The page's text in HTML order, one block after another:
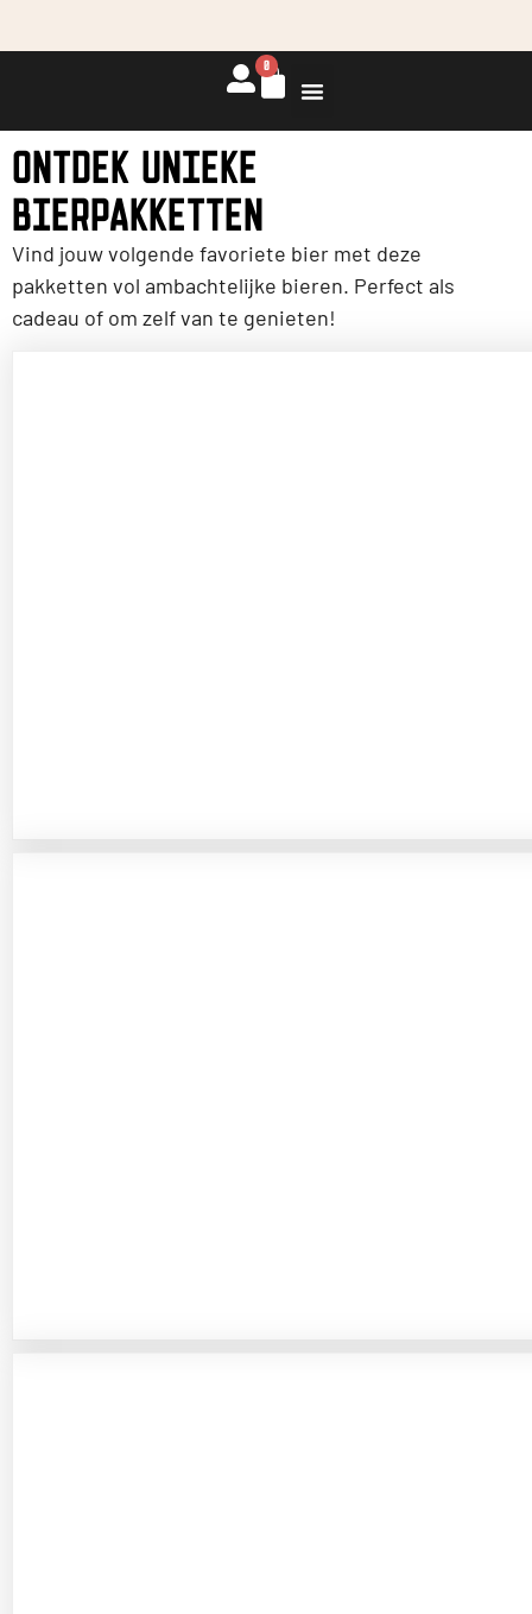
Best beoordeelde
0
ONTDEK UNIEKE
BIERPAKKETTEN
Vind jouw volgende favoriete bier met deze
pakketten vol ambachtelijke bieren. Perfect als
cadeau of om zelf van te genieten!